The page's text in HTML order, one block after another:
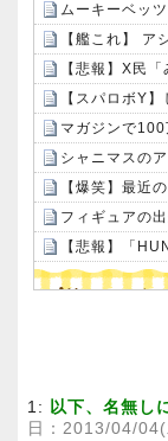
ムーキーベッ
【艦これ】 ア
シャニマスの
フィギュアの
1: 以下、名無し
日：2013/04/